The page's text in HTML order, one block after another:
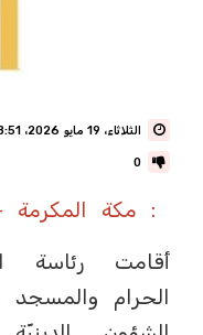
الثلاثاء، 19 مايو 2026، 8:51 م
0
: مكة المكرمة
أقامت رئاسة
الحرام والمسجد